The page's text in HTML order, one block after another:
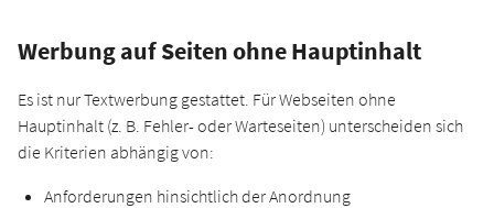
Werbung auf Seiten ohne Hauptinhalt
Es ist nur Textwerbung gestattet. Für Webseiten ohne
Hauptinhalt (z. B. Fehler- oder Warteseiten) unterscheiden sich
die Kriterien abhängig von:
Anforderungen hinsichtlich der Anordnung